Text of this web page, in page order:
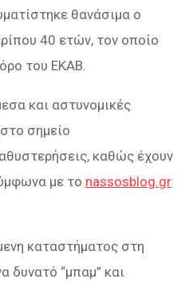
θανάσιμα ο
40 ετών, τον οποίο
του ΕΚΑΒ.
και αστυνομικές
σημείο
καθώς έχουν
με το nassosblog.gr
καταστήματος στη
δυνατό “μπαμ” και